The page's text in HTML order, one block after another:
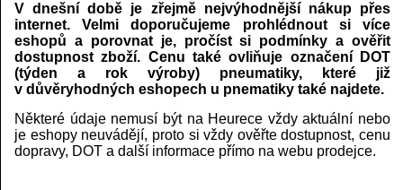
V dnešní době je zřejmě nejvýhodnější nákup přes
internet. Velmi doporučujeme prohlédnout si více
eshopů a porovnat je, pročíst si podmínky a ověřit
dostupnost zboží. Cenu také ovliňuje označení DOT
(týden a rok výroby) pneumatiky, které již
v důvěryhodných eshopech u pnematiky také najdete.
Některé údaje nemusí být na Heurece vždy aktuální nebo
je eshopy neuvádějí, proto si vždy ověřte dostupnost, cenu
dopravy, DOT a další informace přímo na webu prodejce.